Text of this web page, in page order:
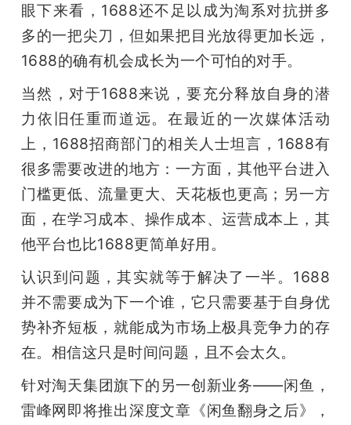
眼下来看，1688还不足以成为淘系对抗拼多
多的一把尖刀，但如果把目光放得更加长远，
1688的确有机会成长为一个可怕的对手。
当然，对于1688来说，要充分释放自身的潜
力依旧任重而道远。在最近的一次媒体活动
上，1688招商部门的相关人士坦言，1688有
很多需要改进的地方：一方面，其他平台进入
门槛更低、流量更大、天花板也更高；另一方
面，在学习成本、操作成本、运营成本上，其
他平台也比1688更简单好用。
认识到问题，其实就等于解决了一半。1688
并不需要成为下一个谁，它只需要基于自身优
势补齐短板，就能成为市场上极具竞争力的存
在。相信这只是时间问题，且不会太久。
针对淘天集团旗下的另一创新业务——闲鱼，
雷峰网即将推出深度文章《闲鱼翻身之后》，